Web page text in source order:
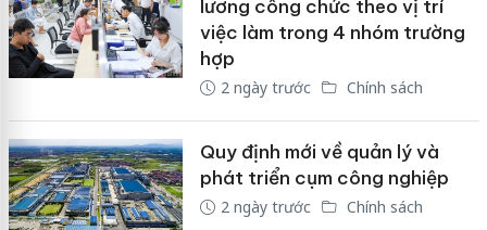
lương công chức theo vị trí
việc làm trong 4 nhóm trường
hợp
2 ngày trước Chính sách
Quy định mới về quản lý và
phát triển cụm công nghiệp
2 ngày trước Chính sách